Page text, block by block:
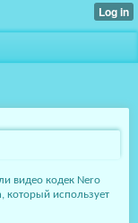
видео кодек Nero
который использует